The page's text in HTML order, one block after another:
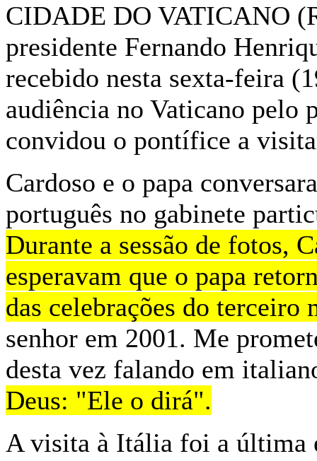
CIDADE DO VATICANO
presidente Fernando
recebido nesta sexta-feira
audiência no Vaticano pelo
convidou o pontífice a
Cardoso e o papa
português no gabinete
Durante a sessão de fotos,
esperavam que o papa
das celebrações do terceiro
senhor em 2001. Me
desta vez falando em
Deus: "Ele o dirá".
A visita à Itália foi a última